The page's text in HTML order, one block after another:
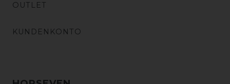
OUTLET
KUNDENKONTO